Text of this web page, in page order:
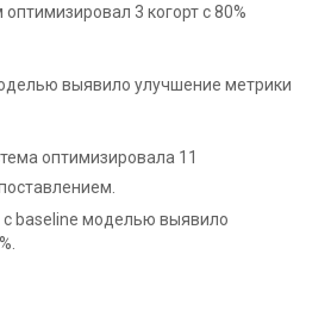
3 когорт с 80%
выявило улучшение метрики
оптимизировала 11
baseline моделью выявило